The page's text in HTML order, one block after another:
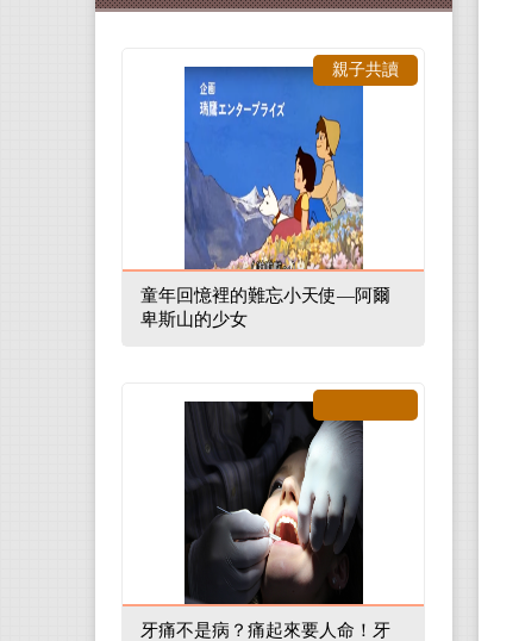
童年回憶裡的難忘小天使—阿爾
卑斯山的少女
親子共讀
牙痛不是病？痛起來要人命！牙